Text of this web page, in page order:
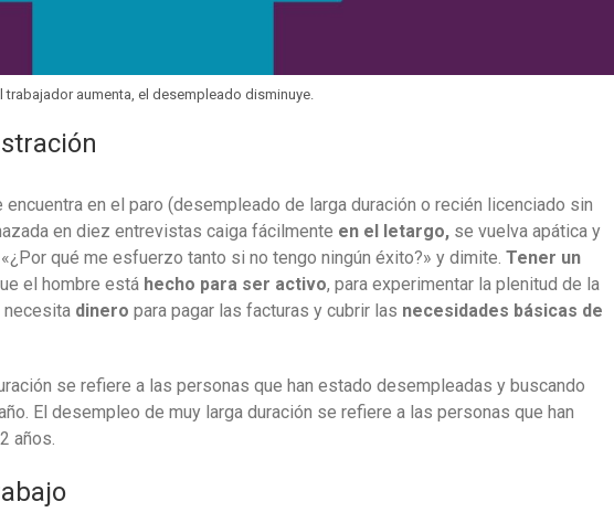
trabajador aumenta, el desempleado disminuye.
en el paro (desempleado de larga duración o recién licenciado sin
en diez entrevistas caiga fácilmente en el letargo, se vuelva apática y
qué me esfuerzo tanto si no tengo ningún éxito?» y dimite. Tener un
el hombre está hecho para ser activo, para experimentar la plenitud de la
necesita dinero para pagar las facturas y cubrir las necesidades básicas de
se refiere a las personas que han estado desempleadas y buscando
El desempleo de muy larga duración se refiere a las personas que han
años.